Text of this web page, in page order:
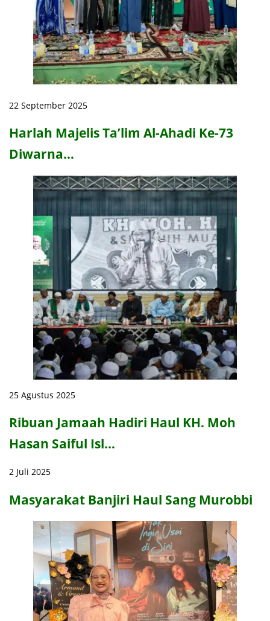
22 September 2025
Harlah Majelis Ta’lim Al-Ahadi Ke-73
Diwarna…
25 Agustus 2025
Ribuan Jamaah Hadiri Haul KH. Moh
Hasan Saiful Isl…
2 Juli 2025
Masyarakat Banjiri Haul Sang Murobbi